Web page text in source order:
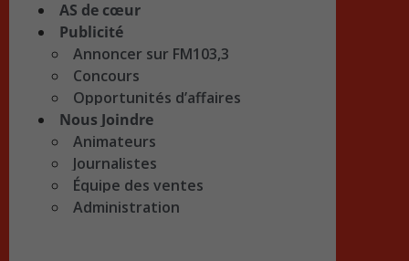
AS de cœur
Publicité
Annoncer sur FM103,3
Concours
Opportunités d’affaires
Nous Joindre
Animateurs
Journalistes
Équipe des ventes
Administration